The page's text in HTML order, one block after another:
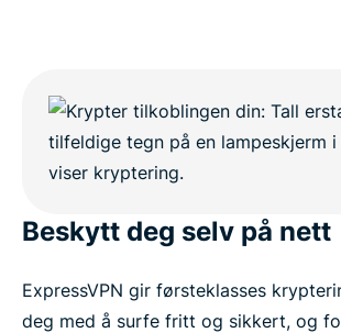
Beskytt deg selv på nett
ExpressVPN gir førsteklasses
deg med å surfe fritt og sikkert, og